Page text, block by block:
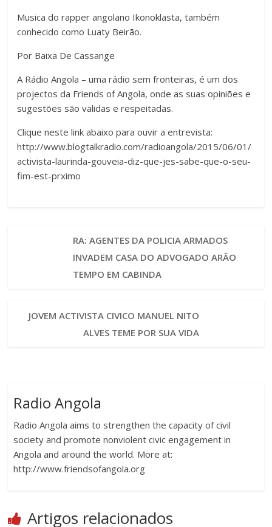
Musica do rapper angolano Ikonoklasta, também
conhecido como Luaty Beirão.
Por Baixa De Cassange
A Rádio Angola – uma rádio sem fronteiras, é um dos
projectos da Friends of Angola, onde as suas opiniões e
sugestões são validas e respeitadas.
Clique neste link abaixo para ouvir a entrevista:
http://www.blogtalkradio.com/radioangola/2015/06/01/
activista-laurinda-gouveia-diz-que-jes-sabe-que-o-seu-
fim-est-prximo
RA: AGENTES DA POLICIA ARMADOS
INVADEM CASA DO ADVOGADO ARÃO
TEMPO EM CABINDA
JOVEM ACTIVISTA CIVICO MANUEL NITO
ALVES TEME POR SUA VIDA
Radio Angola
Radio Angola aims to strengthen the capacity of civil
society and promote nonviolent civic engagement in
Angola and around the world. More at:
http://www.friendsofangola.org
Artigos relacionados